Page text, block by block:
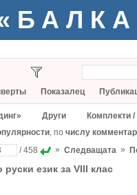
Показалец
Други Комплекти /
, по числу
/ 458 » Следващата »
език за VIII клас